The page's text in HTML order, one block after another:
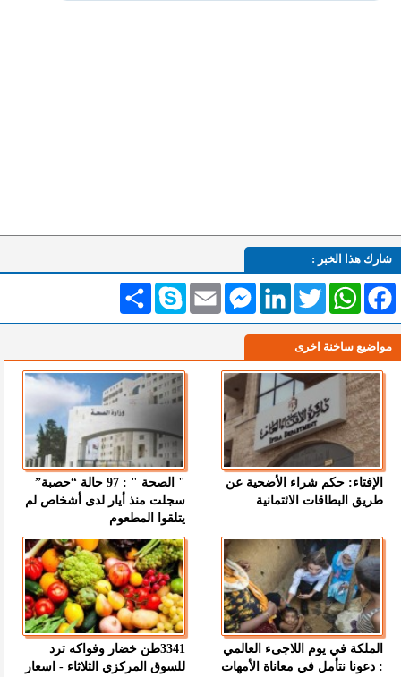
شارك هذا الخبر :
انشر Skype Email
MessengerLinkedInTwitterWhatsAppFacebook
مواضيع ساخنة اخرى
الإفتاء: حكم شراء الأضحية عن
طريق البطاقات الائتمانية
" الصحة " : 97 حالة “حصبة”
سجلت منذ أيار لدى أشخاص لم
يتلقوا المطعوم
الملكة في يوم اللاجىء العالمي
: دعونا نتأمل في معاناة الأمهات
3341طن خضار وفواكه ترد
للسوق المركزي الثلاثاء - اسعار